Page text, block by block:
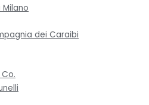
dei Caraibi